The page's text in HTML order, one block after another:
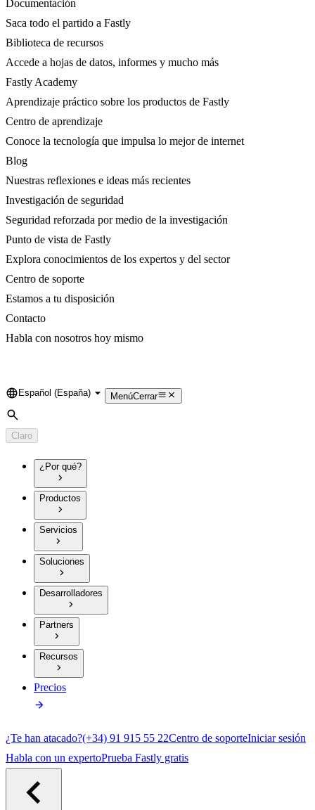
Documentación
Saca todo el partido a Fastly
Biblioteca de recursos
Accede a hojas de datos, informes y mucho más
Fastly Academy
Aprendizaje práctico sobre los productos de Fastly
Centro de aprendizaje
Conoce la tecnología que impulsa lo mejor de internet
Blog
Nuestras reflexiones e ideas más recientes
Investigación de seguridad
Seguridad reforzada por medio de la investigación
Punto de vista de Fastly
Explora conocimientos de los expertos y del sector
Centro de soporte
Estamos a tu disposición
Contacto
Habla con nosotros hoy mismo
Language
Español (España) MenúCerrar
Búsqueda
Claro
¿Por qué?
Productos
Servicios
Soluciones
Desarrolladores
Partners
Recursos
Precios
¿Te han atacado?(+34) 91 915 55 22Centro de soporteIniciar sesión
Habla con un expertoPrueba Fastly gratis